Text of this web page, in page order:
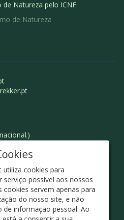
Natureza pelo ICNF.
utiliza cookies para
possível aos nossos
cookies servem apenas para
do nosso site, e não
de informação pessoal. Ao